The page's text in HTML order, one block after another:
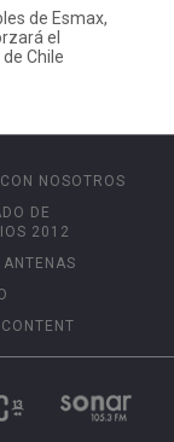
de Esmax,
el
Chile
NOSOTROS
DE
2012